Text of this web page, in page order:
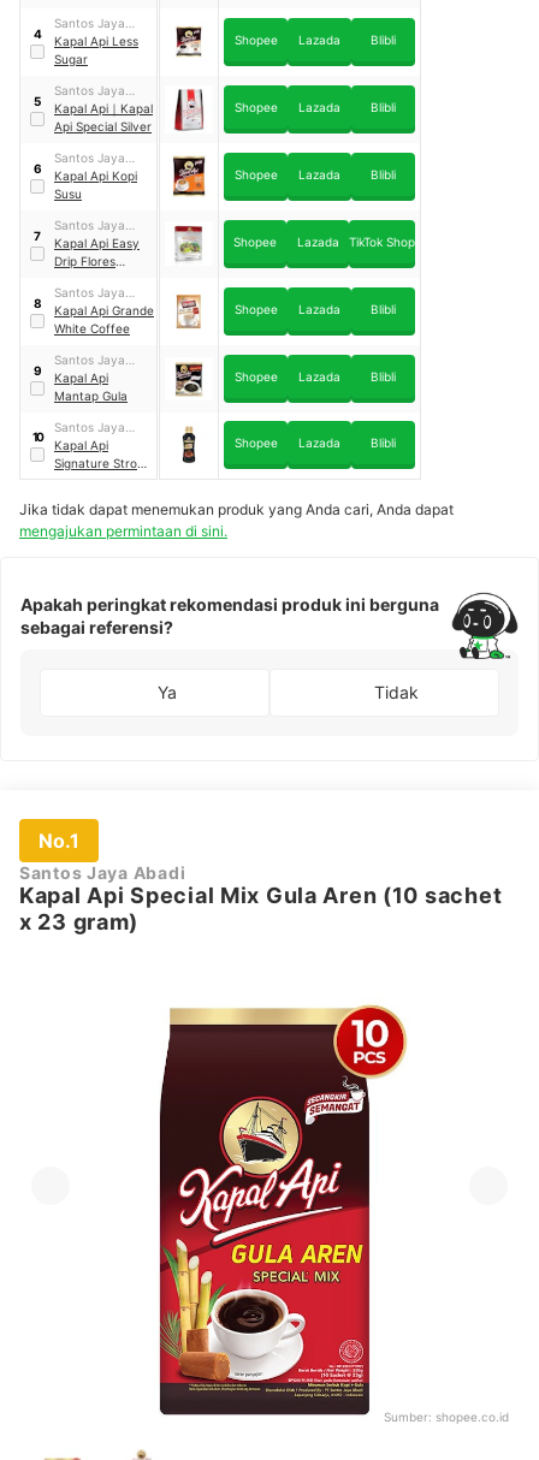
4
Santos Jaya
Abadi
Kapal Api Less
Sugar
Shopee Lazada Blibli
5
Santos Jaya
Abadi
Kapal Api ｜ Kapal
Api Special Silver
Shopee Lazada Blibli
6
Santos Jaya
Abadi
Kapal Api Kopi
Susu
Shopee Lazada Blibli
7
Santos Jaya
Abadi
Kapal Api Easy
Drip Flores
Shopee Lazada TikTok Shop
8
Santos Jaya
Abadi
Kapal Api Grande
White Coffee
Shopee Lazada Blibli
9
Santos Jaya
Abadi
Kapal Api
Mantap Gula
Shopee Lazada Blibli
10
Santos Jaya
Abadi
Kapal Api
Signature Strong
Black Coffee
Shopee Lazada Blibli
Jika tidak dapat menemukan produk yang Anda cari, Anda dapat
mengajukan permintaan di sini.
Apakah peringkat rekomendasi produk ini berguna
sebagai referensi?
Ya Tidak
No.1
Santos Jaya Abadi
Kapal Api Special Mix Gula Aren (10 sachet
x 23 gram)
Sumber: shopee.co.id